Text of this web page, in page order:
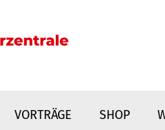
VORTRÄGE SHOP